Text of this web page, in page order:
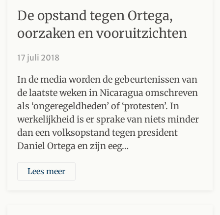
De opstand tegen Ortega,
oorzaken en vooruitzichten
17 juli 2018
In de media worden de gebeurtenissen van
de laatste weken in Nicaragua omschreven
als ‘ongeregeldheden’ of ‘protesten’. In
werkelijkheid is er sprake van niets minder
dan een volksopstand tegen president
Daniel Ortega en zijn eeg…
Lees meer